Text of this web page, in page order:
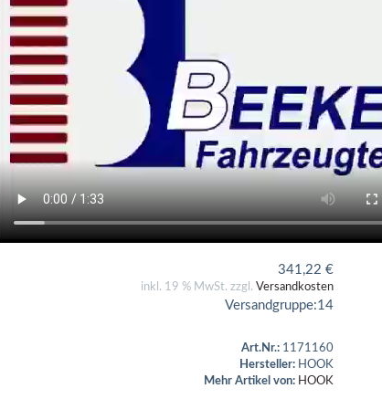
341,22 €
inkl. 19 % MwSt. zzgl. Versandkosten
Versandgruppe:14
Art.Nr.: 1171160
Hersteller: HOOK
Mehr Artikel von: HOOK